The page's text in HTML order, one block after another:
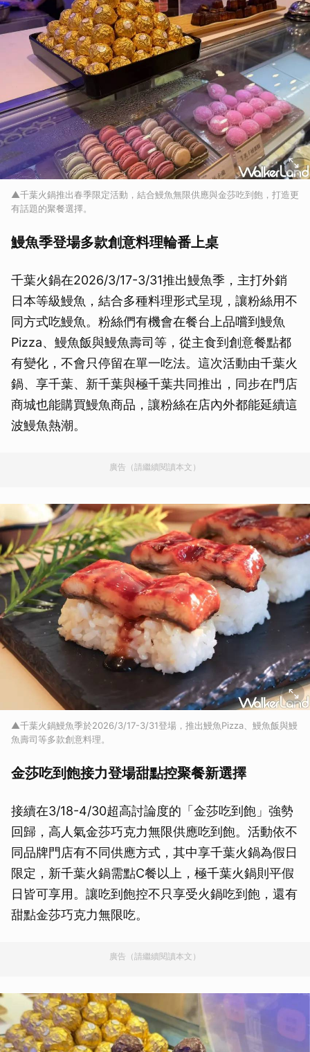
▲千葉火鍋推出春季限定活動，結合鰻魚無限供應與金莎吃到飽，打造更
有話題的聚餐選擇。
鰻魚季登場多款創意料理輪番上桌
千葉火鍋在2026/3/17-3/31推出鰻魚季，主打外銷
日本等級鰻魚，結合多種料理形式呈現，讓粉絲用不
同方式吃鰻魚。粉絲們有機會在餐台上品嚐到鰻魚
Pizza、鰻魚飯與鰻魚壽司等，從主食到創意餐點都
有變化，不會只停留在單一吃法。這次活動由千葉火
鍋、享千葉、新千葉與極千葉共同推出，同步在門店
商城也能購買鰻魚商品，讓粉絲在店內外都能延續這
波鰻魚熱潮。
廣告（請繼續閱讀本文）
▲千葉火鍋鰻魚季於2026/3/17-3/31登場，推出鰻魚Pizza、鰻魚飯與鰻
魚壽司等多款創意料理。
金莎吃到飽接力登場甜點控聚餐新選擇
接續在3/18-4/30超高討論度的「金莎吃到飽」強勢
回歸，高人氣金莎巧克力無限供應吃到飽。活動依不
同品牌門店有不同供應方式，其中享千葉火鍋為假日
限定，新千葉火鍋需點C餐以上，極千葉火鍋則平假
日皆可享用。讓吃到飽控不只享受火鍋吃到飽，還有
甜點金莎巧克力無限吃。
廣告（請繼續閱讀本文）